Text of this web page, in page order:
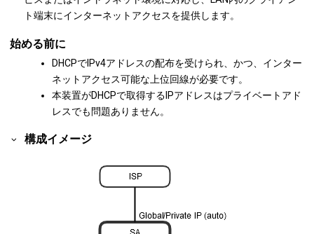
ト端末にインターネットアクセスを提供します。
始める前に
DHCPでIPv4アドレスの配布を受けられ、かつ、インター
ネットアクセス可能な上位回線が必要です。
本装置がDHCPで取得するIPアドレスはプライベートアド
レスでも問題ありません。
構成イメージ